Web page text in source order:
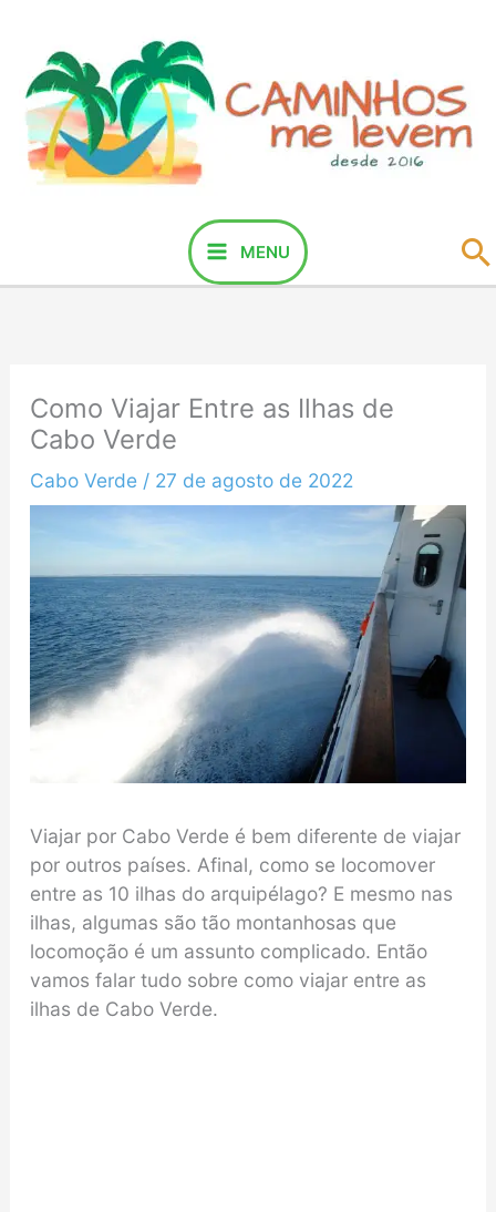
conteúdo
MENU
Como Viajar Entre as Ilhas de
Cabo Verde
Cabo Verde/ 27 de agosto de 2022
Viajar por Cabo Verde é bem diferente de viajar
por outros países. Afinal, como se locomover
entre as 10 ilhas do arquipélago? E mesmo nas
ilhas, algumas são tão montanhosas que
locomoção é um assunto complicado. Então
vamos falar tudo sobre como viajar entre as
ilhas de Cabo Verde.